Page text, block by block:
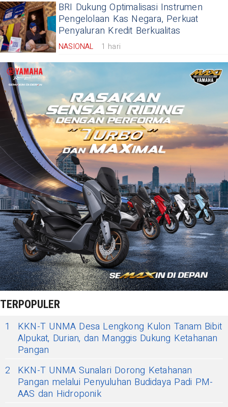
BRI Dukung Optimalisasi Instrumen
Pengelolaan Kas Negara, Perkuat
Penyaluran Kredit Berkualitas
NASIONAL 1 hari
TERPOPULER
1
KKN-T UNMA Desa Lengkong Kulon Tanam Bibit
Alpukat, Durian, dan Manggis Dukung Ketahanan
Pangan
2
KKN-T UNMA Sunalari Dorong Ketahanan
Pangan melalui Penyuluhan Budidaya Padi PM-
AAS dan Hidroponik